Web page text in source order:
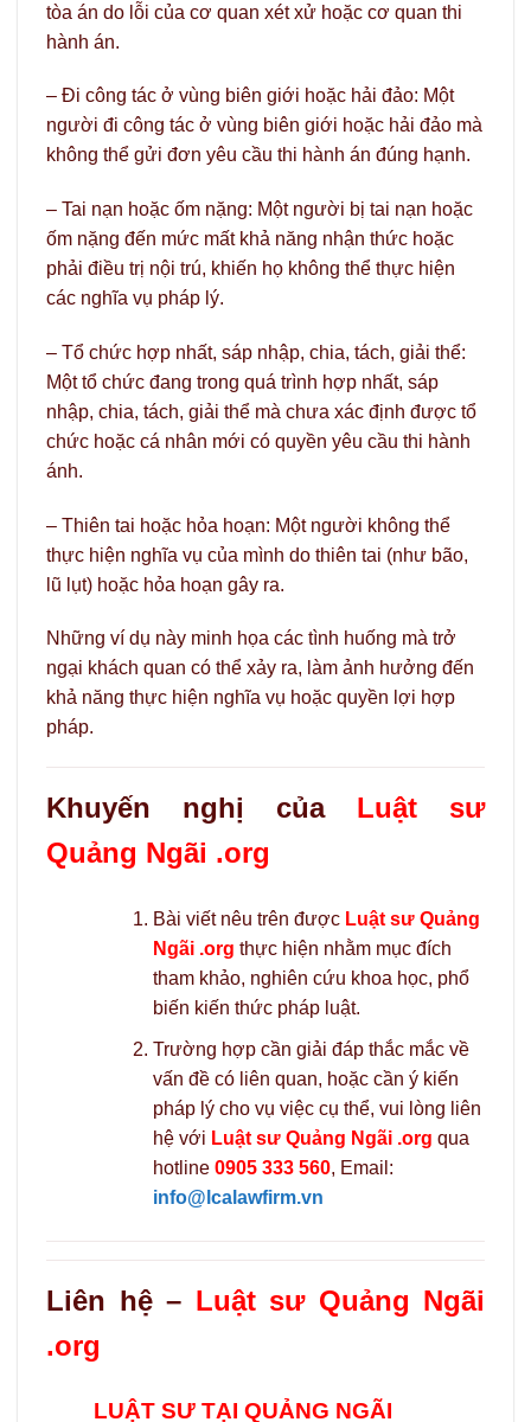
tòa án do lỗi của cơ quan xét xử hoặc cơ quan thi
hành án.
– Đi công tác ở vùng biên giới hoặc hải đảo: Một
người đi công tác ở vùng biên giới hoặc hải đảo mà
không thể gửi đơn yêu cầu thi hành án đúng hạnh.
– Tai nạn hoặc ốm nặng: Một người bị tai nạn hoặc
ốm nặng đến mức mất khả năng nhận thức hoặc
phải điều trị nội trú, khiến họ không thể thực hiện
các nghĩa vụ pháp lý.
– Tổ chức hợp nhất, sáp nhập, chia, tách, giải thể:
Một tổ chức đang trong quá trình hợp nhất, sáp
nhập, chia, tách, giải thể mà chưa xác định được tổ
chức hoặc cá nhân mới có quyền yêu cầu thi hành
ánh.
– Thiên tai hoặc hỏa hoạn: Một người không thể
thực hiện nghĩa vụ của mình do thiên tai (như bão,
lũ lụt) hoặc hỏa hoạn gây ra.
Những ví dụ này minh họa các tình huống mà trở
ngại khách quan có thể xảy ra, làm ảnh hưởng đến
khả năng thực hiện nghĩa vụ hoặc quyền lợi hợp
pháp.
Khuyến nghị của Luật sư
Quảng Ngãi .org
Bài viết nêu trên được Luật sư Quảng
Ngãi .org thực hiện nhằm mục đích
tham khảo, nghiên cứu khoa học, phổ
biến kiến thức pháp luật.
Trường hợp cần giải đáp thắc mắc về
vấn đề có liên quan, hoặc cần ý kiến
pháp lý cho vụ việc cụ thể, vui lòng liên
hệ với Luật sư Quảng Ngãi .org qua
hotline 0905 333 560, Email:
info@lcalawfirm.vn
Liên hệ – Luật sư Quảng Ngãi
.org
LUẬT SƯ TẠI QUẢNG NGÃI